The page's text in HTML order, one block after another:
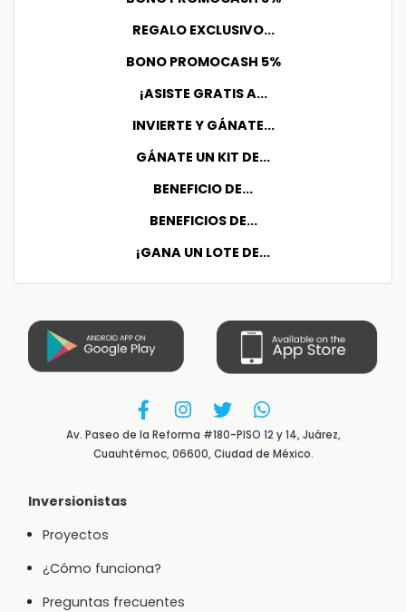
REGALO EXCLUSIVO...
BONO PROMOCASH 5%
¡ASISTE GRATIS A...
INVIERTE Y GÁNATE...
GÁNATE UN KIT DE...
BENEFICIO DE...
BENEFICIOS DE...
¡GANA UN LOTE DE...
Av. Paseo de la Reforma #180-PISO 12 y 14, Juárez,
Cuauhtémoc, 06600, Ciudad de México.
Inversionistas
Proyectos
¿Cómo funciona?
Preguntas frecuentes